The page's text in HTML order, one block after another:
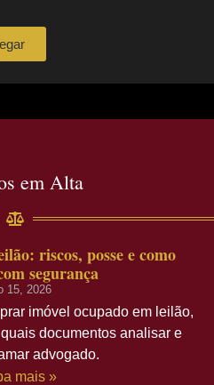
em Alta
riscos, posse e como
segurança
15, 2026
imóvel ocupado em leilão,
documentos analisar e
advogado.
mais »